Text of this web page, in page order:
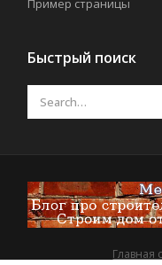
Пример страницы
Быстрый поиск
Главная